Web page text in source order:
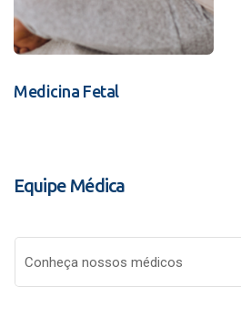
Medicina Fetal
Equipe Médica
Conheça nossos médicos